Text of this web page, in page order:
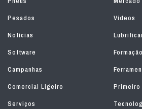
Pesados
Vídeos
Notícias
Software
Formação
Campanhas
Comercial Ligeiro
Primeiro
Serviços